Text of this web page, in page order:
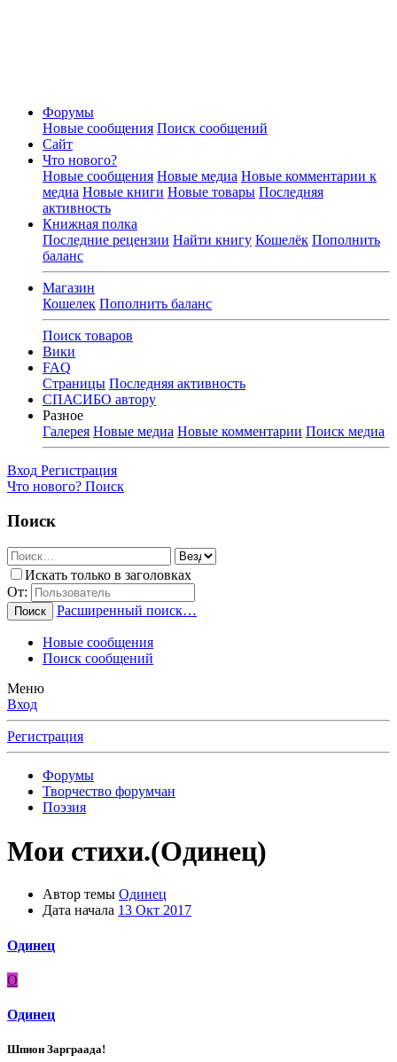
Форумы
Новые сообщения Поиск сообщений
Сайт
Что нового?
Новые сообщения Новые медиа Новые комментарии к
медиа Новые книги Новые товары Последняя
активность
Книжная полка
Последние рецензии Найти книгу Кошелёк Пополнить
баланс
Магазин
Кошелек Пополнить баланс
Поиск товаров
Вики
FAQ
Страницы Последняя активность
СПАСИБО автору
Разное
Галерея Новые медиа Новые комментарии Поиск медиа
Вход Регистрация
Что нового? Поиск
Поиск
Искать только в заголовках
От:
Поиск Расширенный поиск…
Новые сообщения
Поиск сообщений
Меню
Вход
Регистрация
Форумы
Творчество форумчан
Поэзия
Мои стихи.(Одинец)
Автор темы Одинец
Дата начала 13 Окт 2017
Одинец
О
Одинец
Шпион Зарграада!